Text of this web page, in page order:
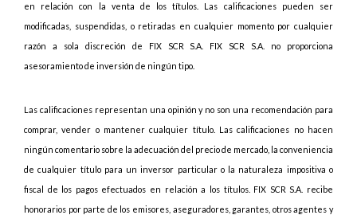
en relación con la venta de los títulos. Las calificaciones pueden ser
modificadas, suspendidas, o retiradas en cualquier momento por cualquier
razón a sola discreción de FIX SCR S.A. FIX SCR S.A. no proporciona
asesoramiento de inversión de ningún tipo.
Las calificaciones representan una opinión y no son una recomendación para
comprar, vender o mantener cualquier título. Las calificaciones no hacen
ningún comentario sobre la adecuación del precio de mercado, la conveniencia
de cualquier título para un inversor particular o la naturaleza impositiva o
fiscal de los pagos efectuados en relación a los títulos. FIX SCR S.A. recibe
honorarios por parte de los emisores, aseguradores, garantes, otros agentes y